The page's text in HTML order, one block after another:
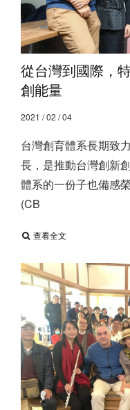
從台灣到國際，
創能量
2021 / 02 / 04
台灣創育體系長期致
長，是推動台灣創新
體系的一份子也備
(CB
查看全文